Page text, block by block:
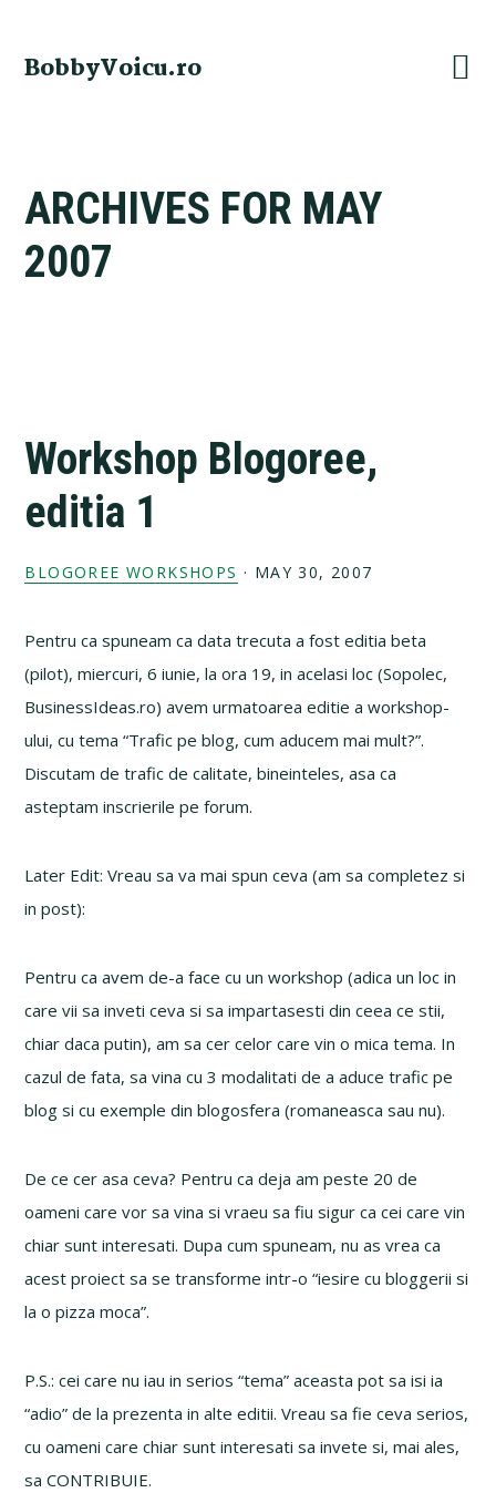
primary
main
primary
footer
BobbyVoicu.ro
ARCHIVES FOR MAY
2007
Workshop Blogoree,
editia 1
BLOGOREE WORKSHOPS · MAY 30, 2007
Pentru ca spuneam ca data trecuta a fost editia beta
(pilot), miercuri, 6 iunie, la ora 19, in acelasi loc (Sopolec,
BusinessIdeas.ro) avem urmatoarea editie a workshop-
ului, cu tema “Trafic pe blog, cum aducem mai mult?”.
Discutam de trafic de calitate, bineinteles, asa ca
asteptam inscrierile pe forum.
Later Edit: Vreau sa va mai spun ceva (am sa completez si
in post):
Pentru ca avem de-a face cu un workshop (adica un loc in
care vii sa inveti ceva si sa impartasesti din ceea ce stii,
chiar daca putin), am sa cer celor care vin o mica tema. In
cazul de fata, sa vina cu 3 modalitati de a aduce trafic pe
blog si cu exemple din blogosfera (romaneasca sau nu).
De ce cer asa ceva? Pentru ca deja am peste 20 de
oameni care vor sa vina si vraeu sa fiu sigur ca cei care vin
chiar sunt interesati. Dupa cum spuneam, nu as vrea ca
acest proiect sa se transforme intr-o “iesire cu bloggerii si
la o pizza moca”.
P.S.: cei care nu iau in serios “tema” aceasta pot sa isi ia
“adio” de la prezenta in alte editii. Vreau sa fie ceva serios,
cu oameni care chiar sunt interesati sa invete si, mai ales,
sa CONTRIBUIE.